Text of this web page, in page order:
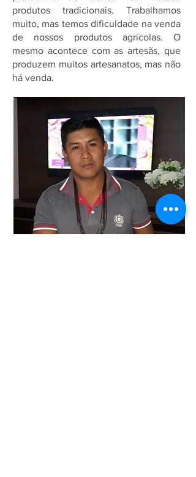
produtos tradicionais. Trabalhamos
muito, mas temos dificuldade na venda
de nossos produtos agrícolas. O
mesmo acontece com as artesãs, que
produzem muitos artesanatos, mas não
há venda.